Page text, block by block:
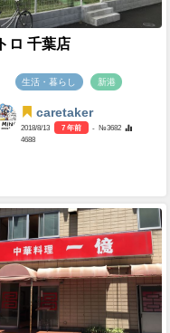
ロ 千葉店
生活・暮らし 新港
caretaker
2018/8/13 7 年前
- №3682
4688